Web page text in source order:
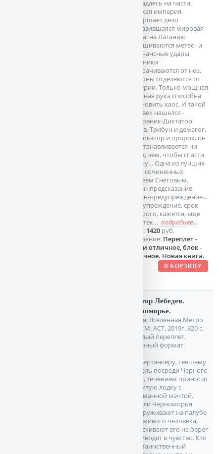
распадаясь на части,
великая империя.
Довершает дело
разразившаяся мировая
война: на Латанию
обрушиваются метео- и
резонансные удары,
союзники
отворачиваются от нее,
регионы отделяются от
империи. Только мощная
властная рука способна
остановить хаос. И такой
человек нашелся -
полковник-Диктатор
Гамов. Трибун и демагог,
провокатор и пророк, он
не останавливается ни
перед чем, чтобы спасти
страну… Одна из лучших
книг, сочиненных
Сергеем Снеговым.
Роман-предсказание,
роман-предупреждение…
Предупреждение, срок
которого, кажется, еще
не истек… подробнее...
Цена: 1420руб.
Состояние: Переплет -
почти отличное, блок -
отличное. Новая книга.
Виктор Лебедев.
Черноморье.
Серия: Вселенная Метро
2035. М. АСТ. 2019г. 320 с.
Твердый переплет,
Обычный формат.
К супертанкеру, севшему
на мель посреди Черного
моря, течением приносит
разбитую лодку с
обломанной мачтой.
Жители Черноморья
обнаруживают на палубе
едва живого человека,
вытаскивают его на берег
и приводят в чувство. Кто
этот таинственный